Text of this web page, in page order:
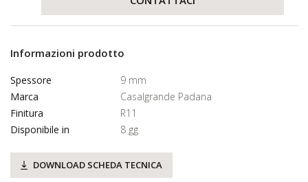
Informazioni prodotto
Spessore
9 mm
Marca
Casalgrande Padana
Finitura
R11
Disponibile in
8 gg
DOWNLOAD SCHEDA TECNICA